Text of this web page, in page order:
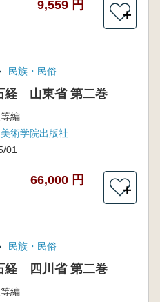
9,559 円
＋
民族・民俗
経 山東省 第二巻
編
術学院出版社
01
66,000 円
＋
民族・民俗
経 四川省 第二巻
編